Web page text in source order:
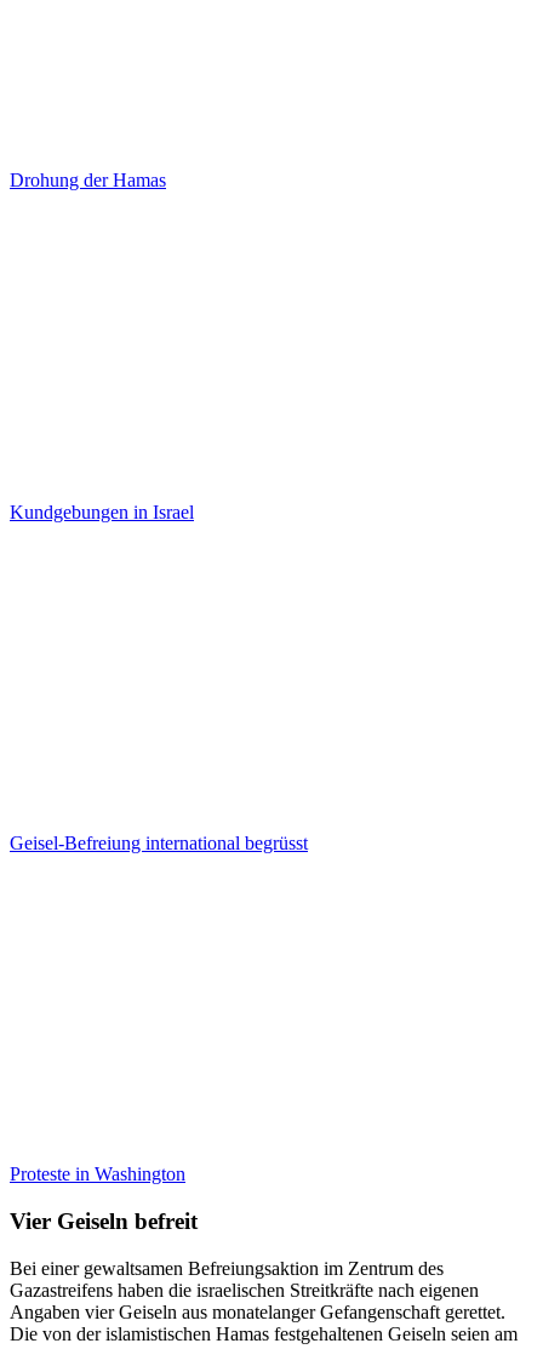
Drohung der Hamas
Kundgebungen in Israel
Geisel-Befreiung international begrüsst
Proteste in Washington
Vier Geiseln befreit
Bei einer gewaltsamen Befreiungsaktion im Zentrum des
Gazastreifens haben die israelischen Streitkräfte nach eigenen
Angaben vier Geiseln aus monatelanger Gefangenschaft gerettet.
Die von der islamistischen Hamas festgehaltenen Geiseln seien am